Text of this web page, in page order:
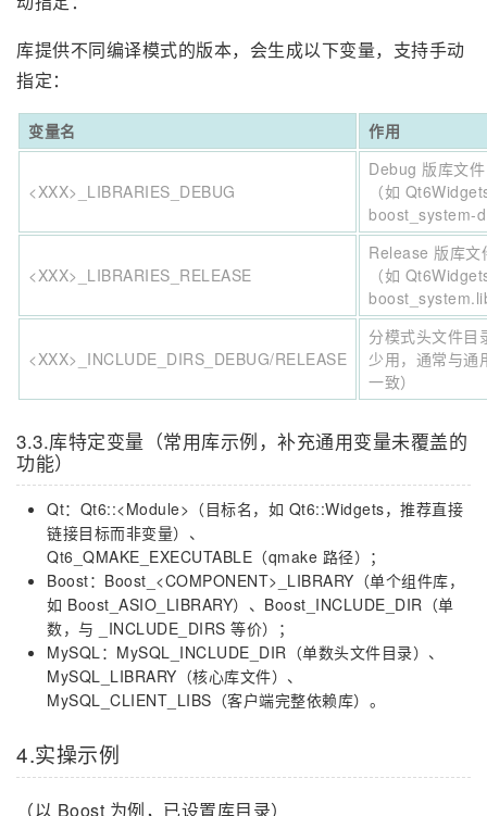
库提供不同编译模式的版本，会生成以下变量，支持手动
指定：
变量名 作用
<XXX>_LIBRARIES_DEBUG
Debug 版库文件
（如
boost_system-
<XXX>_LIBRARIES_RELEASE
Release 版库文
（如
<XXX>_INCLUDE_DIRS_DEBUG/RELEASE
分模式头文件目
少用，通常与通
一致）
3.3.库特定变量（常用库示例，补充通用变量未覆盖的
功能）
Qt：Qt6::<Module>（目标名，如 Qt6::Widgets，推荐直接
链接目标而非变量）、
Qt6_QMAKE_EXECUTABLE（qmake 路径）；
Boost：Boost_<COMPONENT>_LIBRARY（单个组件库，
如 Boost_ASIO_LIBRARY）、Boost_INCLUDE_DIR（单
数，与 _INCLUDE_DIRS 等价）；
MySQL：MySQL_INCLUDE_DIR（单数头文件目录）、
MySQL_LIBRARY（核心库文件）、
MySQL_CLIENT_LIBS（客户端完整依赖库）。
4.实操示例
（以 Boost 为例，已设置库目录）